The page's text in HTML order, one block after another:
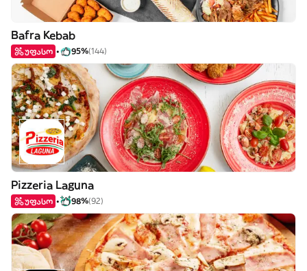
Bafra Kebab
უფასო 95%(144)
Pizzeria Laguna
უფასო 98%(92)